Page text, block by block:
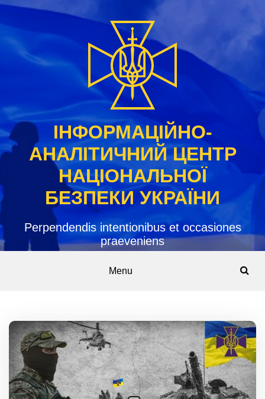
Skip
content
ІНФОРМАЦІЙНО-
АНАЛІТИЧНИЙ ЦЕНТР
НАЦІОНАЛЬНОЇ
БЕЗПЕКИ УКРАЇНИ
Perpendendis intentionibus et occasiones
praeveniens
Menu